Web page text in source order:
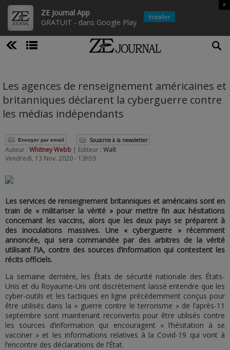
ZE Journal App
GRATUIT - dans Google Play
x
Installer
Les agences de renseignement américaines et
britanniques déclarent la cyberguerre contre
les médias indépendants
Envoyer par email Souscrire à la newsletter
Auteur : Whitney Webb | Editeur : Walt
Vendredi, 13 Nov. 2020 - 13h59
Les services de renseignement britanniques et américains sont en
train de « militariser la vérité » pour mettre fin aux hésitations
concernant les vaccins, alors que les deux pays se préparent à
des inoculations massives. Une « cyberguerre » récemment
annoncée, qui sera commandée par des arbitres de la vérité
utilisant l’IA, contre des sources d’information qui contestent les
récits officiels.
La semaine dernière, les États de sécurité nationale des États-
Unis et du Royaume-Uni ont discrètement laissé entendre que les
cyber-outils et les tactiques en ligne précédemment conçus pour
être utilisés dans la « guerre contre le terrorisme » de l’après-11
septembre sont maintenant reconvertis pour être utilisés contre
les sources d’information qui encouragent « l’hésitation à se
vacciner » et les informations relatives à la Covid-19 qui vont à
l’encontre des déclarations de l’État.